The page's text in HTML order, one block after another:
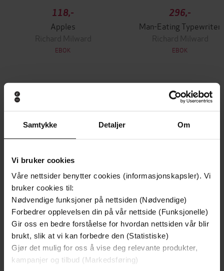
Samtykke Detaljer Om
Vi bruker cookies
Våre nettsider benytter cookies (informasjonskapsler). Vi
bruker cookies til:
Nødvendige funksjoner på nettsiden (Nødvendige)
Forbedrer opplevelsen din på vår nettside (Funksjonelle)
Gir oss en bedre forståelse for hvordan nettsiden vår blir
brukt, slik at vi kan forbedre den (Statistiske)
Gjør det mulig for oss å vise deg relevante produkter,
kampanjer og tilbud (Markedsføring)
118,-
Apples
Richard Milward
EBOK
296,-
Man-Eating Typewriter
Richard Milward
EBOK
Andre har også kjøpt
Vinner av Rivertonprisen
Første gang på tilbud